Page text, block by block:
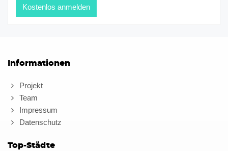
Informationen
Projekt
Team
Impressum
Datenschutz
Top-Städte